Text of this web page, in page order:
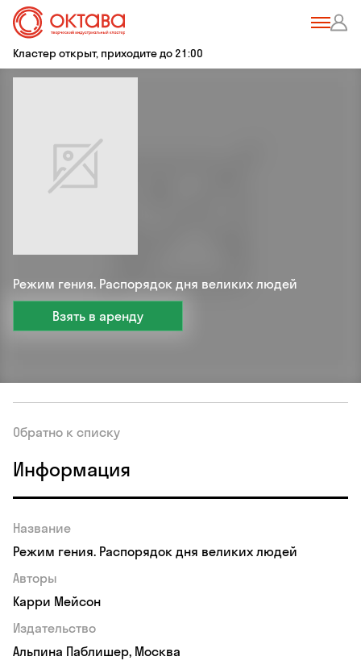
Кластер открыт, приходите до 21:00
Режим гения. Распорядок дня великих людей
Взять в аренду
Обратно к списку
Информация
Название
Режим гения. Распорядок дня великих людей
Авторы
Карри Мейсон
Издательство
Альпина Паблишер, Москва